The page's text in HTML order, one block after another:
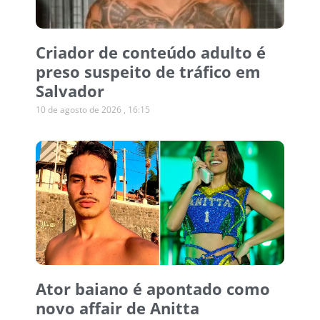
Criador de conteúdo adulto é
preso suspeito de tráfico em
Salvador
10 de agosto de 2026 16:15
Ator baiano é apontado como
novo affair de Anitta